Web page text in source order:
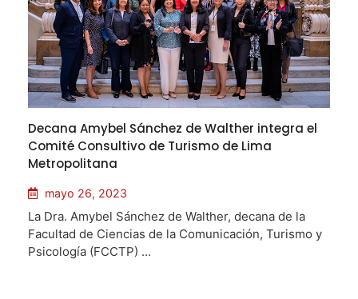
Decana Amybel Sánchez de Walther integra el
Comité Consultivo de Turismo de Lima
Metropolitana
mayo 26, 2023
La Dra. Amybel Sánchez de Walther, decana de la
Facultad de Ciencias de la Comunicación, Turismo y
Psicología (FCCTP) ...